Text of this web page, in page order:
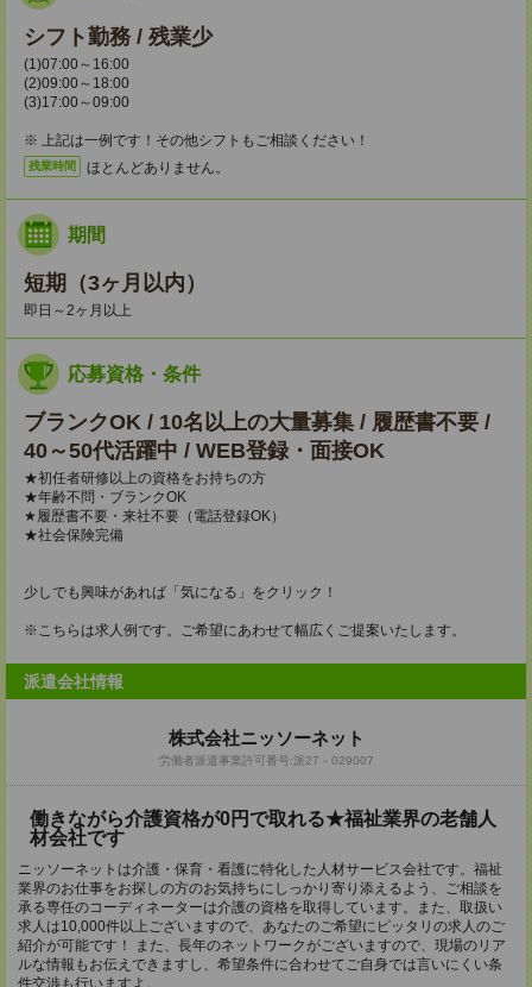
シフト勤務 / 残業少
(1)07:00～16:00
(2)09:00～18:00
(3)17:00～09:00
※ 上記は一例です！その他シフトもご相談ください！
残業時間 ほとんどありません。
期間
短期（3ヶ月以内）
即日～2ヶ月以上
応募資格・条件
ブランクOK / 10名以上の大量募集 / 履歴書不要 /
40～50代活躍中 / WEB登録・面接OK
★初任者研修以上の資格をお持ちの方
★年齢不問・ブランクOK
★履歴書不要・来社不要（電話登録OK）
★社会保険完備
少しでも興味があれば「気になる」をクリック！
※こちらは求人例です。ご希望にあわせて幅広くご提案いたします。
派遣会社情報
株式会社ニッソーネット
労働者派遣事業許可番号:派27－029007
働きながら介護資格が0円で取れる★福祉業界の老舗人
材会社です
ニッソーネットは介護・保育・看護に特化した人材サービス会社です。福祉
業界のお仕事をお探しの方のお気持ちにしっかり寄り添えるよう、ご相談を
承る専任のコーディネーターは介護の資格を取得しています。また、取扱い
求人は10,000件以上ございますので、あなたのご希望にピッタリの求人のご
紹介が可能です！ また、長年のネットワークがございますので、現場のリア
ルな情報もお伝えできますし、希望条件に合わせてご自身では言いにくい条
件交渉も行いますよ。